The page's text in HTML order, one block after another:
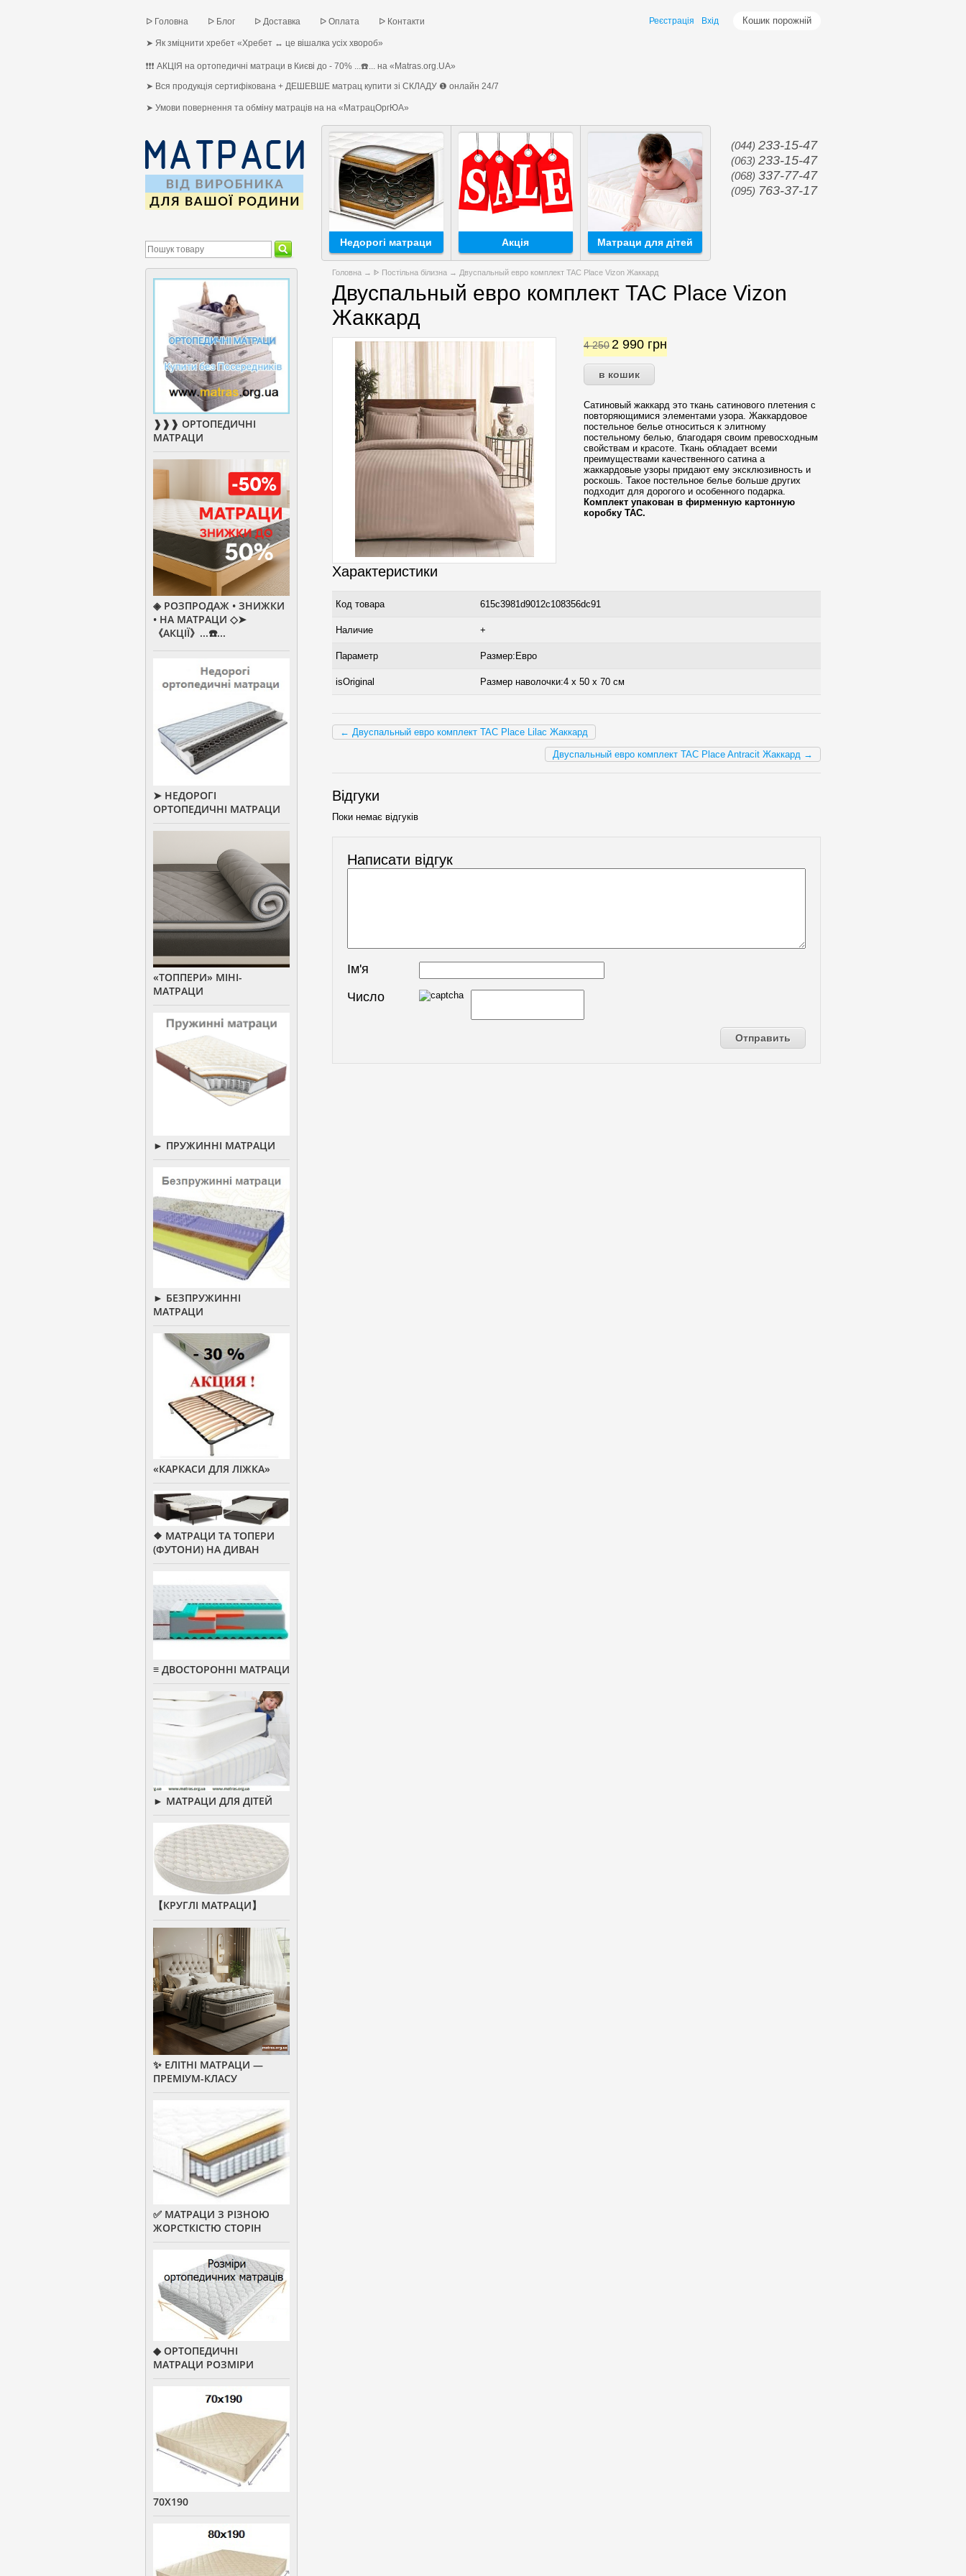
ᐅ Головна ᐅ Блог ᐅ Доставка ᐅ Оплата ᐅ Контакти
➤ Як зміцнити хребет «Хребет ↔ це вішалка усіх хвороб»
❗❗❗ АКЦІЯ на ортопедичні матраци в Києві до - 70% ...☎️... на «Matras.org.UA»
➤ Вся продукція сертифікована + ДЕШЕВШЕ матрац купити зі СКЛАДУ ❶ онлайн 24/7
➤ Умови повернення та обміну матраців на на «МатрацОргЮА»
Кошик порожній
Реєстрація Вхід
(044) 233-15-47
(063) 233-15-47
(068) 337-77-47
(095) 763-37-17
Недорогі матраци Акція Матраци для дітей
Головна → ᐈ Постільна білизна → Двуспальный евро комплект TAC Place Vizon Жаккард
Двуспальный евро комплект TAC Place Vizon
Жаккард
4 2502 990 грн
Сатиновый жаккард это ткань сатинового плетения с
повторяющимися элементами узора. Жаккардовое
постельное белье относиться к элитному
постельному белью, благодаря своим превосходным
свойствам и красоте. Ткань обладает всеми
преимуществами качественного сатина а
жаккардовые узоры придают ему эксклюзивность и
роскошь. Такое постельное белье больше других
подходит для дорогого и особенного подарка.
Комплект упакован в фирменную картонную
коробку ТАС.
Характеристики
Код товара 615c3981d9012c108356dc91
Наличие +
Параметр Размер:Евро
isOriginal Размер наволочки:4 x 50 х 70 см
← Двуспальный евро комплект TAC Place Lilac Жаккард
Двуспальный евро комплект TAC Place Antracit Жаккард →
Відгуки
Поки немає відгуків
Написати відгук
Ім'я
Число
❱❱❱ ОРТОПЕДИЧНІ
МАТРАЦИ
◈ РОЗПРОДАЖ • ЗНИЖКИ
• НА МАТРАЦИ ◇➤
《АКЦІЇ》...☎️...
➤ НЕДОРОГІ
ОРТОПЕДИЧНІ МАТРАЦИ
«ТОППЕРИ» МІНІ-
МАТРАЦИ
► ПРУЖИННІ МАТРАЦИ
► БЕЗПРУЖИННІ
МАТРАЦИ
«КАРКАСИ ДЛЯ ЛІЖКА»
❖ МАТРАЦИ ТА ТОПЕРИ
(ФУТОНИ) НА ДИВАН
≡ ДВОСТОРОННІ МАТРАЦИ
► МАТРАЦИ ДЛЯ ДІТЕЙ
【КРУГЛІ МАТРАЦИ】
✨ ЕЛІТНІ МАТРАЦИ —
ПРЕМІУМ-КЛАСУ
✅ МАТРАЦИ З РІЗНОЮ
ЖОРСТКІСТЮ СТОРІН
◆ ОРТОПЕДИЧНІ
МАТРАЦИ РОЗМІРИ
70Х190